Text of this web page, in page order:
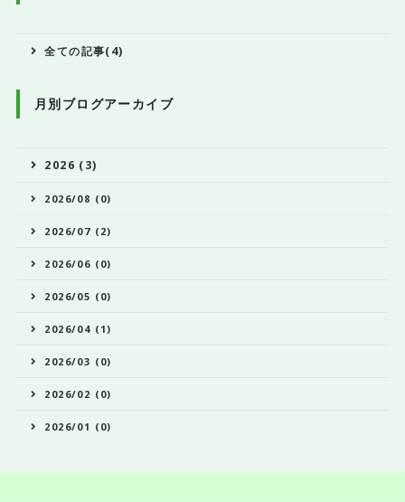
全ての記事(4)
月別ブログアーカイブ
2026 (3)
2026/08 (0)
2026/07 (2)
2026/06 (0)
2026/05 (0)
2026/04 (1)
2026/03 (0)
2026/02 (0)
2026/01 (0)